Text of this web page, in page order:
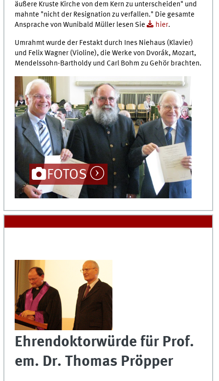
äußere Kruste Kirche von dem Kern zu unterscheiden" und
mahnte "nicht der Resignation zu verfallen." Die gesamte
Ansprache von Wunibald Müller lesen Sie
hier.
Umrahmt wurde der Festakt durch Ines Niehaus (Klavier)
und Felix Wagner (Violine), die Werke von Dvorák, Mozart,
Mendelssohn-Bartholdy und Carl Bohm zu Gehör brachten.
FOTOS
Ehrendoktorwürde für Prof.
em. Dr. Thomas Pröpper